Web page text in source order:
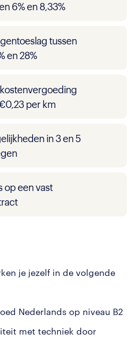
6% en 8,33%
tussen
en 28%
per km
in 3 en 5
op een vast
je jezelf in de volgende
Nederlands op niveau B2
met techniek door